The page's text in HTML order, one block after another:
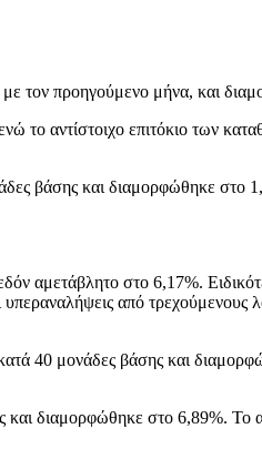
τον προηγούμενο μήνα, και
αντίστοιχο επιτόκιο των
βάσης και διαμορφώθηκε στο
αμετάβλητο στο 6,17%.
από
40 μονάδες βάσης και
διαμορφώθηκε στο 6,89%. Το